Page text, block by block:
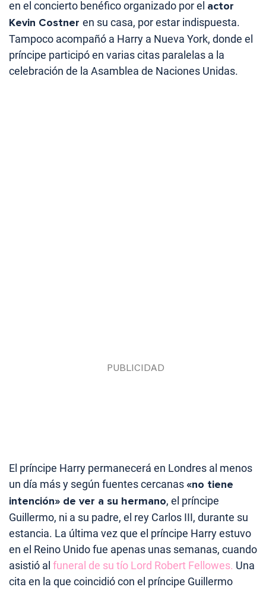
en el concierto benéfico organizado por el actor
Kevin Costner en su casa, por estar indispuesta.
Tampoco acompañó a Harry a Nueva York, donde el
príncipe participó en varias citas paralelas a la
celebración de la Asamblea de Naciones Unidas.
El príncipe Harry permanecerá en Londres al menos
un día más y según fuentes cercanas«no tiene
intención» de ver a su hermano, el príncipe
Guillermo, ni a su padre, el rey Carlos III, durante su
estancia. La última vez que el príncipe Harry estuvo
en el Reino Unido fue apenas unas semanas, cuando
asistió al funeral de su tío Lord Robert Fellowes. Una
cita en la que coincidió con el príncipe Guillermo